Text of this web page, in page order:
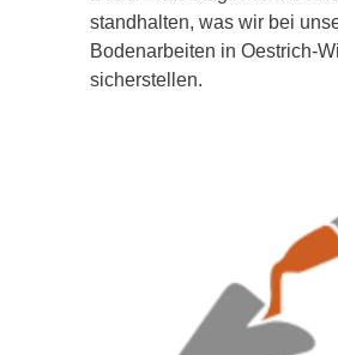
standhalten, was wir bei
Bodenarbeiten in Oestrich-
sicherstellen.